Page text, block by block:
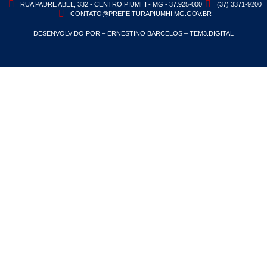
RUA PADRE ABEL, 332 - CENTRO PIUMHI - MG - 37.925-000
(37) 3371-9200
CONTATO@PREFEITURAPIUMHI.MG.GOV.BR
DESENVOLVIDO POR – ERNESTINO BARCELOS – TEM3.DIGITAL